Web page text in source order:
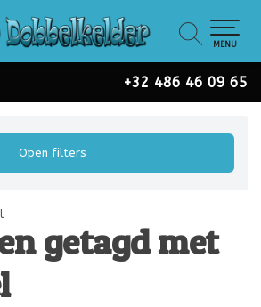
+32 486 46 09 65
MENU
Open filters
getagd met